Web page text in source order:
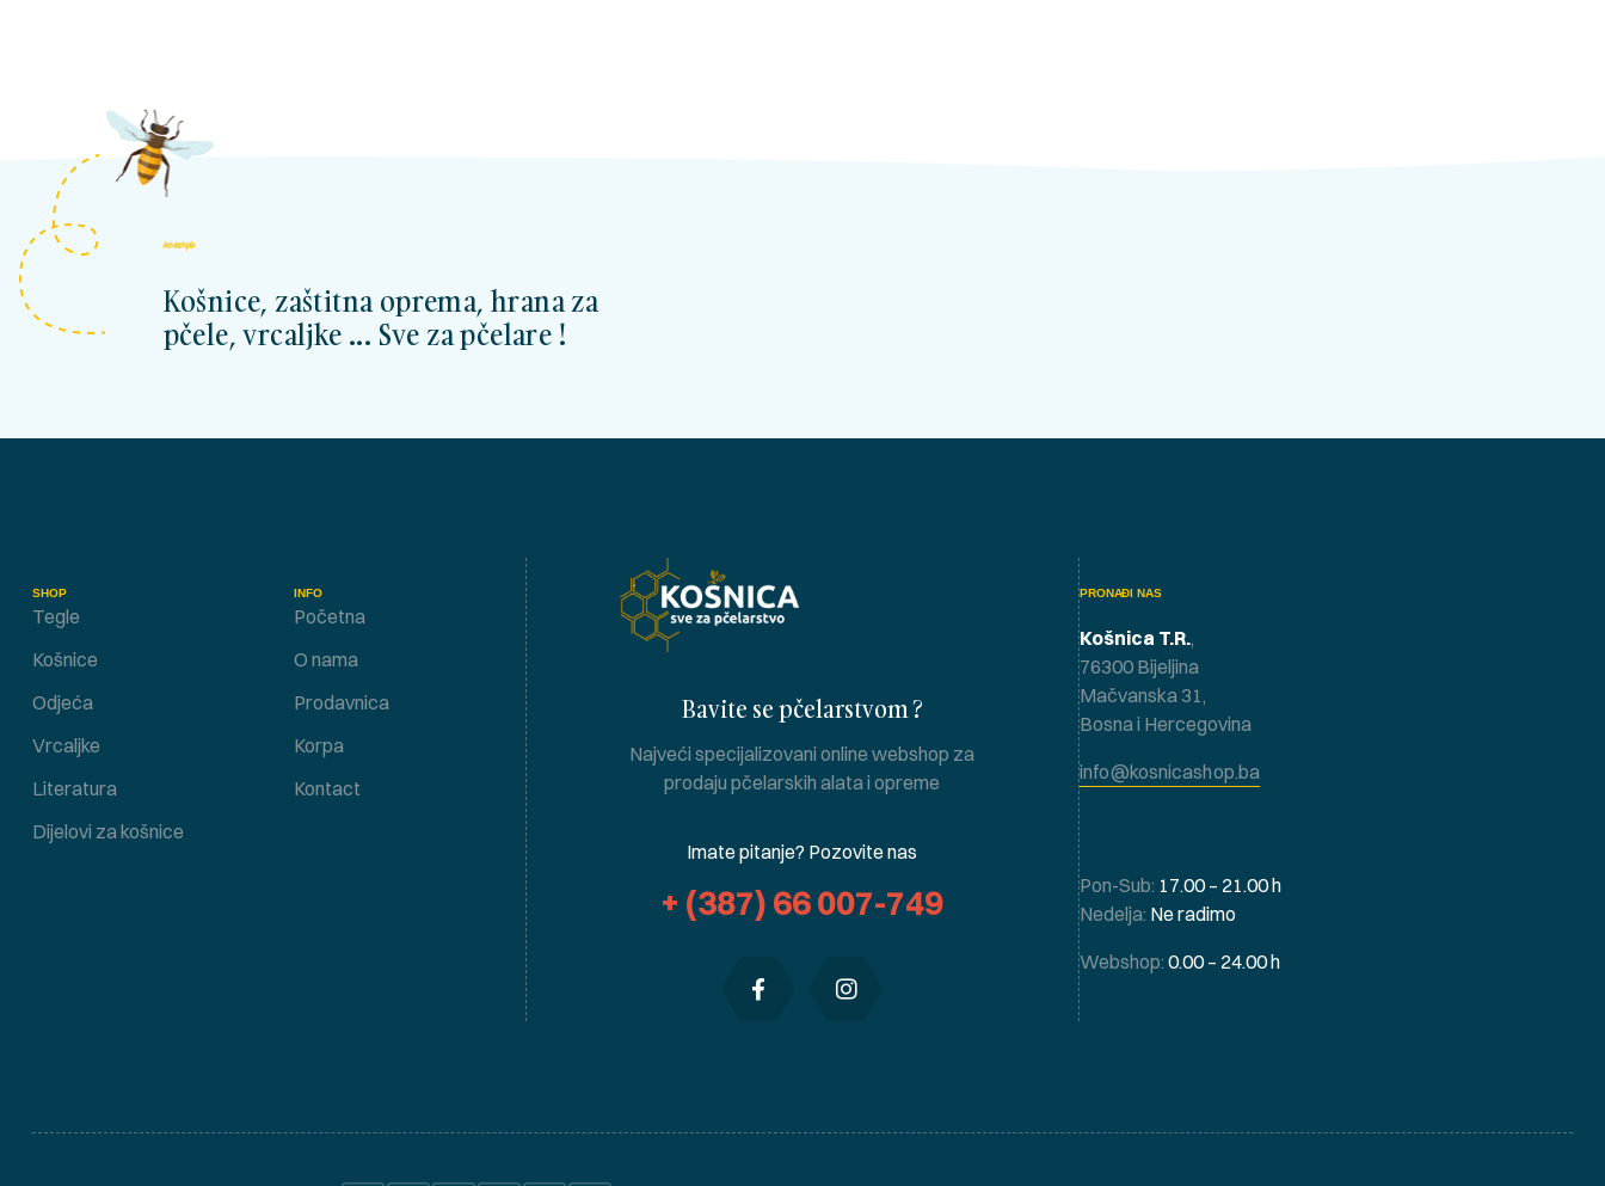
kosnicashop.ba
Košnice, zaštitna oprema, hrana za
pčele, vrcaljke ... Sve za pčelare !
SHOP
Tegle
Košnice
Odjeća
Vrcaljke
Literatura
Dijelovi za košnice
INFO
Početna
O nama
Prodavnica
Korpa
Kontact
Bavite se pčelarstvom ?
Najveći specijalizovani online webshop za
prodaju pčelarskih alata i opreme
Imate pitanje? Pozovite nas
+ (387) 66 007-749
PRONAĐI NAS
Košnica T.R.,
76300 Bijeljina
Mačvanska 31,
Bosna i Hercegovina
info@kosnicashop.ba
Pon-Sub: 17.00 – 21.00 h
Nedelja: Ne radimo
Webshop:0.00 – 24.00 h